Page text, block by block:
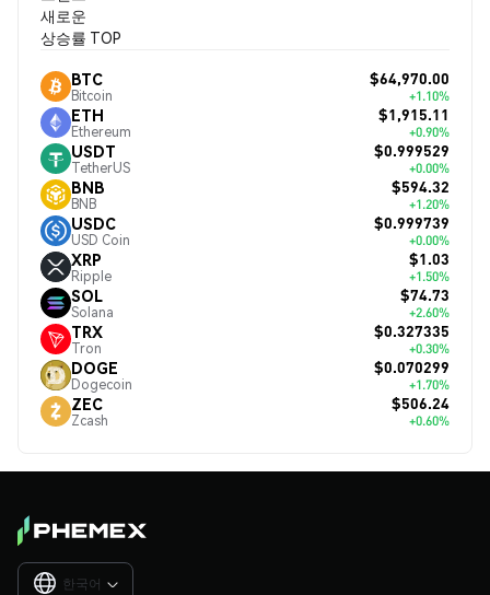
새로운
상승률 TOP
BTC
Bitcoin
$64,970.00
+1.10%
ETH
Ethereum
$1,915.11
+0.90%
USDT
TetherUS
$0.999529
+0.00%
BNB
BNB
$594.32
+1.20%
USDC
USD Coin
$0.999739
+0.00%
XRP
Ripple
$1.03
+1.50%
SOL
Solana
$74.73
+2.60%
TRX
Tron
$0.327335
+0.30%
DOGE
Dogecoin
$0.070299
+1.70%
ZEC
Zcash
$506.24
+0.60%
한국어 